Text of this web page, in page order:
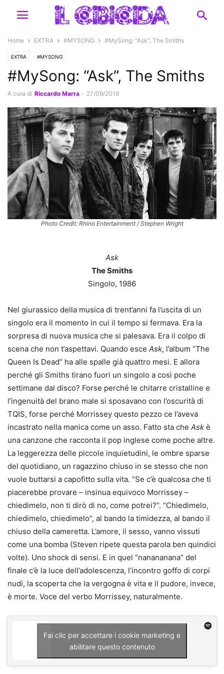
Home EXTRA #MYSONG #MySong: “Ask”, The Smiths
EXTRA #MYSONG
#MySong: “Ask”, The Smiths
A cura di Riccardo Marra - 27/09/2019
Photo Credit: Rhino Entertainment / Stephen Wright
Ask
The Smiths
Singolo, 1986
Nel giurassico della musica di trent’anni fa l’uscita di un
singolo era il momento in cui il tempo si fermava. Era la
sorpresa di nuova musica che si palesava. Era il colpo di
scena che non t’aspettavi. Quando esce Ask, l’album “The
Queen Is Dead” ha alle spalle già quattro mesi. E allora
perché gli Smiths tirano fuori un singolo a così poche
settimane dal disco? Forse perché le chitarre cristalline e
l’ingenuità del brano male si sposavano con l’oscurità di
TQIS, forse perché Morrissey questo pezzo ce l’aveva
incastrato nella manica come un asso. Fatto sta che Ask è
una canzone che racconta il pop inglese come poche altre.
La leggerezza delle piccole inquietudini, le ombre sparse
del quotidiano, un ragazzino chiuso in se stesso che non
vuole buttarsi a capofitto sulla vita. “Se c’è qualcosa che ti
piacerebbe provare – insinua equivoco Morrissey –
chiedimelo, non ti dirò di no, come potrei?”. “Chiedimelo,
chiedimelo, chiedimelo”, al bando la timidezza, al bando il
chiuso della cameretta. L’amore, il sesso, vanno vissuti
come una bomba (Steven ripete questa parola ben quindici
volte). Uno shock di sensi. E in quel “nanananana” del
finale c’è la luce dell’adolescenza, l’incontro goffo di corpi
nudi, la scoperta che la vergogna è vita e il pudore, invece,
è morte. Voce del verbo Morrissey, naturalmente.
Fai clic per accettare i cookie marketing e
abilitare questo contenuto